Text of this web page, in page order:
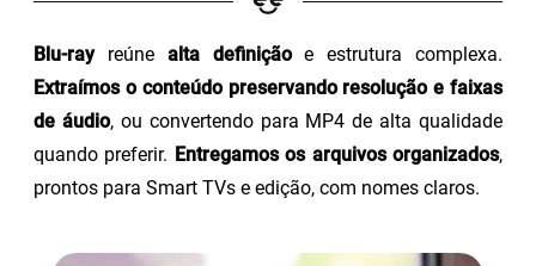
Blu-rayreúne alta definiçãoe estrutura complexa.
Extraímos o conteúdo preservando resolução e faixas
de áudio, ou convertendo para MP4 de alta qualidade
quando preferir. Entregamos os arquivos organizados,
prontos para Smart TVs e edição, com nomes claros.